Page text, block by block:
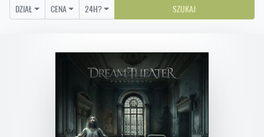
DZIAŁ CENA 24H? SZUKAJ